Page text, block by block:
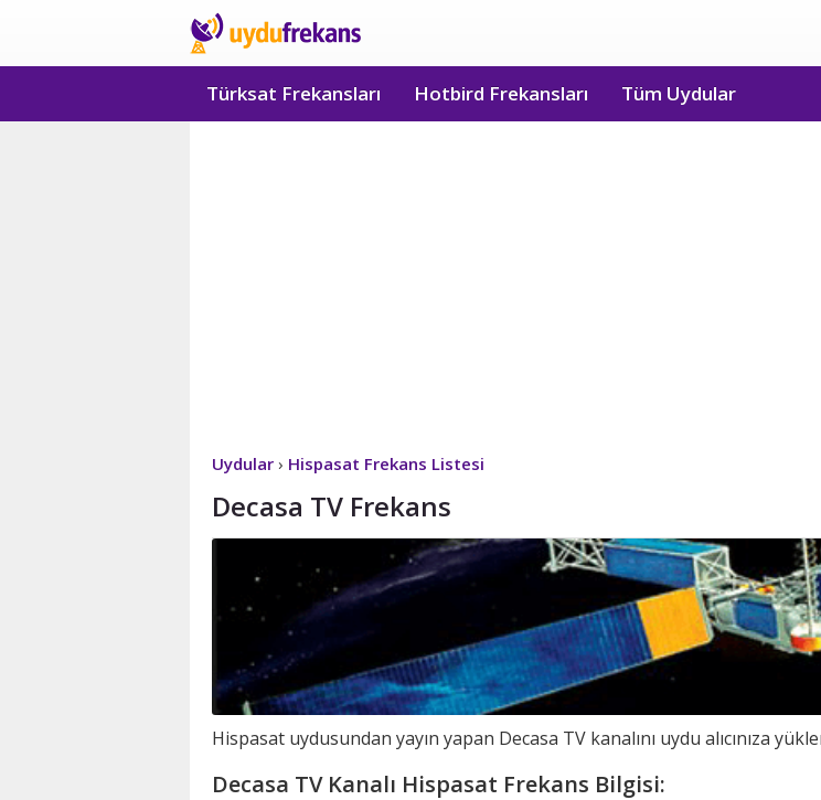
Türksat Frekansları Hotbird Frekansları Tüm Uydular
Uydular › Hispasat Frekans Listesi
Decasa TV Frekans
Hispasat uydusundan yayın yapan Decasa TV kanalını uydu alıcınıza
Decasa TV Kanalı Hispasat Frekans Bilgisi: